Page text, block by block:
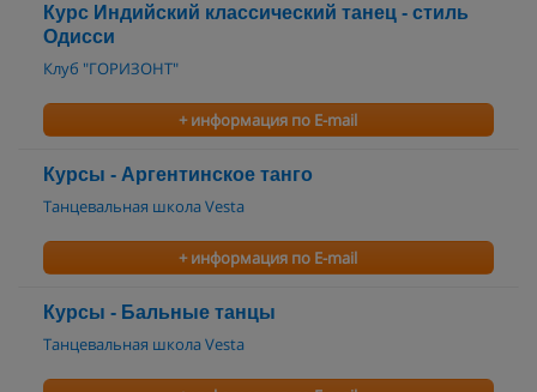
Курс Индийский классический танец - стиль
Одисси
Клуб "ГОРИЗОНТ"
+ информация по E-mail
Курсы - Аргентинское танго
Танцевальная школа Vesta
+ информация по E-mail
Курсы - Бальные танцы
Танцевальная школа Vesta